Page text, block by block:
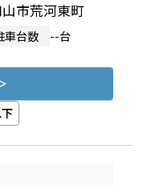
市荒河東町
車台数
--台